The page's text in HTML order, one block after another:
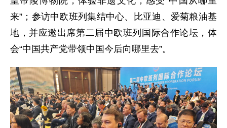
来”；参访中欧班列集结中心、比亚迪、爱菊粮油基
地，并应邀出席第二届中欧班列国际合作论坛，体
会“中国共产党带领中国今后向哪里去”。